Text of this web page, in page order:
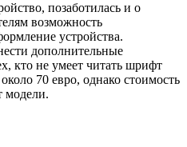
позаботилась и о
возможность
устройства.
дополнительные
кто не умеет читать шрифт
70 евро, однако стоимость
модели.